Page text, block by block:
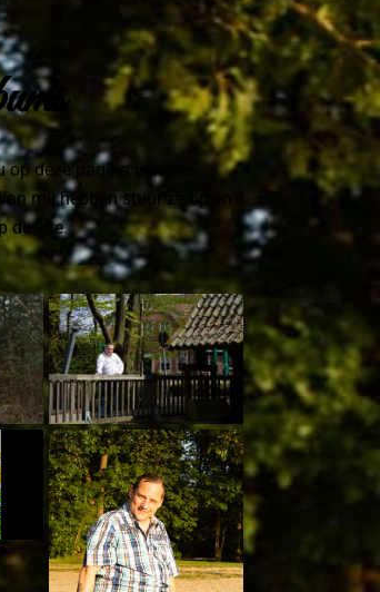
op deze pagina bekijken.
mij hebben stuur ze op en
de site.